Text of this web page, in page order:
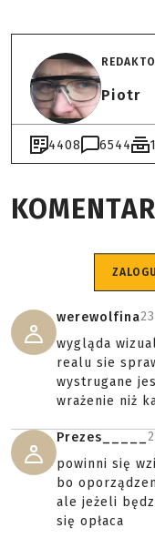
Piotr
4408 6544
werewolfina
wygląda
realu sie
wystrugane
wrażenie niż
Prezes_____
powinni się
bo
ale jeżeli
się opłaca